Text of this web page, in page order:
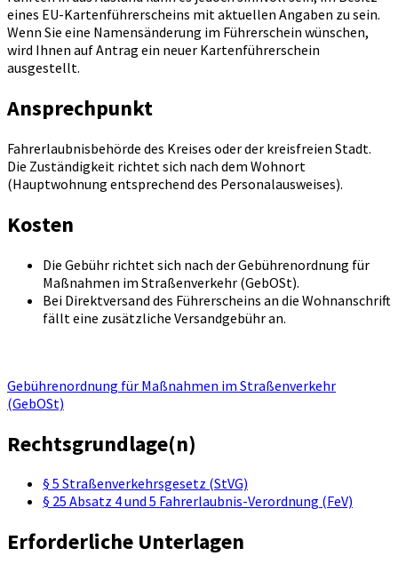
eines EU-Kartenführerscheins mit aktuellen Angaben zu sein.
Wenn Sie eine Namensänderung im Führerschein wünschen,
wird Ihnen auf Antrag ein neuer Kartenführerschein
ausgestellt.
Ansprechpunkt
Fahrerlaubnisbehörde des Kreises oder der kreisfreien Stadt.
Die Zuständigkeit richtet sich nach dem Wohnort
(Hauptwohnung entsprechend des Personalausweises).
Kosten
Die Gebühr richtet sich nach der Gebührenordnung für
Maßnahmen im Straßenverkehr (GebOSt).
Bei Direktversand des Führerscheins an die Wohnanschrift
fällt eine zusätzliche Versandgebühr an.
Gebührenordnung für Maßnahmen im Straßenverkehr
(GebOSt)
Rechtsgrundlage(n)
§ 5 Straßenverkehrsgesetz (StVG)
§ 25 Absatz 4 und 5 Fahrerlaubnis-Verordnung (FeV)
Erforderliche Unterlagen